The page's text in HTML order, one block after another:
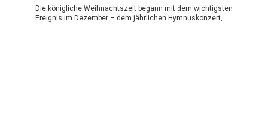
Die königliche Weihnachtszeit begann mit dem wichtigsten
Ereignis im Dezember – dem jährlichen Hymnuskonzert,